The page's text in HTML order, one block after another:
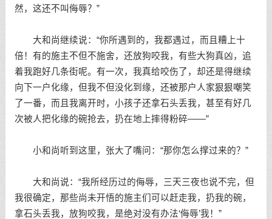
然，这还不叫侮辱？”
大和尚继续说：“你所遇到的，我都遇过，而且糟上十
倍！有的施主不但不施舍，还放狗咬我，有些大狗真凶，追
着我跑好几条街呢。有一次，我真给咬伤了，却还是得继续
向下一户化缘，但我不但没化到缘，还被那户人家狠狠嘲笑
了一番，而且我离开时，小孩子还拿石头丢我，甚至有好几
次被人把化缘的碗抢去，扔在地上摔得粉碎——”
小和尚听到这里，张大了嘴问：“那你怎么撑过来的？”
大和尚说：“我所经历过的侮辱，三天三夜也说不完，但
我很确定，那些尚未开悟的施主们可以赶走我，扔我的碗，
拿石头丢我，放狗咬我，是绝对没有办法‘侮辱’我！”